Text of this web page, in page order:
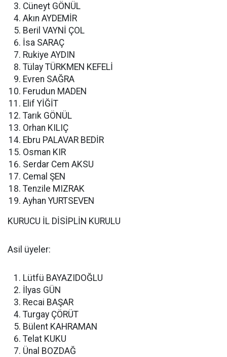
Cüneyt GÖNÜL
Akın AYDEMİR
Beril VAYNİ ÇOL
İsa SARAÇ
Rukiye AYDIN
Tülay TÜRKMEN KEFELİ
Evren SAĞRA
Ferudun MADEN
Elif YİĞİT
Tarık GÖNÜL
Orhan KILIÇ
Ebru PALAVAR BEDİR
Osman KIR
Serdar Cem AKSU
Cemal ŞEN
Tenzile MIZRAK
Ayhan YURTSEVEN
KURUCU İL DİSİPLİN KURULU
Asil üyeler:
Lütfü BAYAZIDOĞLU
İlyas GÜN
Recai BAŞAR
Turgay ÇÖRÜT
Bülent KAHRAMAN
Telat KUKU
Ünal BOZDAĞ